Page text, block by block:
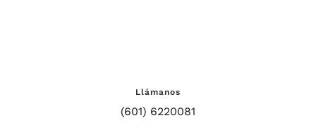
Llámanos
(601) 6220081